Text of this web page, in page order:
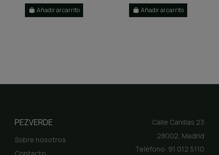
Añadir al carrito Añadir al carrito
PEZVERDE
Sobre nosotros
Contacto
Calle Canillas 23
28002, Madrid
Teléfono: 91 012 5110